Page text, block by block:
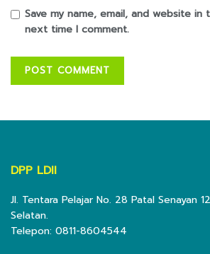
Save my name, email, and website
next time I comment.
DPP LDII
Jl. Tentara Pelajar No. 28 Patal Senayan
Selatan.
Telepon: 0811-8604544